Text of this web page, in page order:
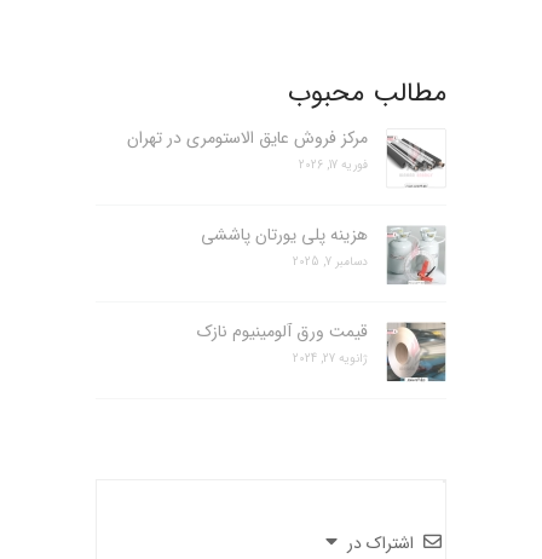
مطالب محبوب
مرکز فروش عایق الاستومری در تهران
فوریه 17, 2026
هزینه پلی یورتان پاششی
دسامبر 7, 2025
قیمت ورق آلومینیوم نازک
ژانویه 27, 2024
اشتراک در